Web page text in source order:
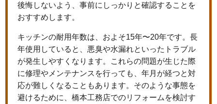
後悔しないよう、事前にしっかりと確認することを
おすすめします。
キッチンの耐用年数は、およそ15年〜20年です。長
年使用していると、悪臭や水漏れといったトラブル
が発生しやすくなります。これらの問題が生じた際
に修理やメンテナンスを行っても、年月が経つと対
応が難しくなることもあります。そのような事態を
避けるために、橋本工務店でのリフォームを検討す